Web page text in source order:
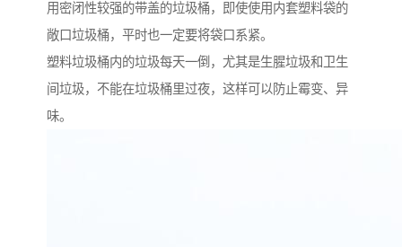
用密闭性较强的带盖的垃圾桶，即使使用内套塑料袋的
敞口垃圾桶，平时也一定要将袋口系紧。
塑料垃圾桶内的垃圾每天一倒，尤其是生腥垃圾和卫生
间垃圾，不能在垃圾桶里过夜，这样可以防止霉变、异
味。